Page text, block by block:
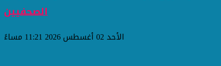
الصحفيين
الأحد 02 أغسطس 2026 11:21 مساءً